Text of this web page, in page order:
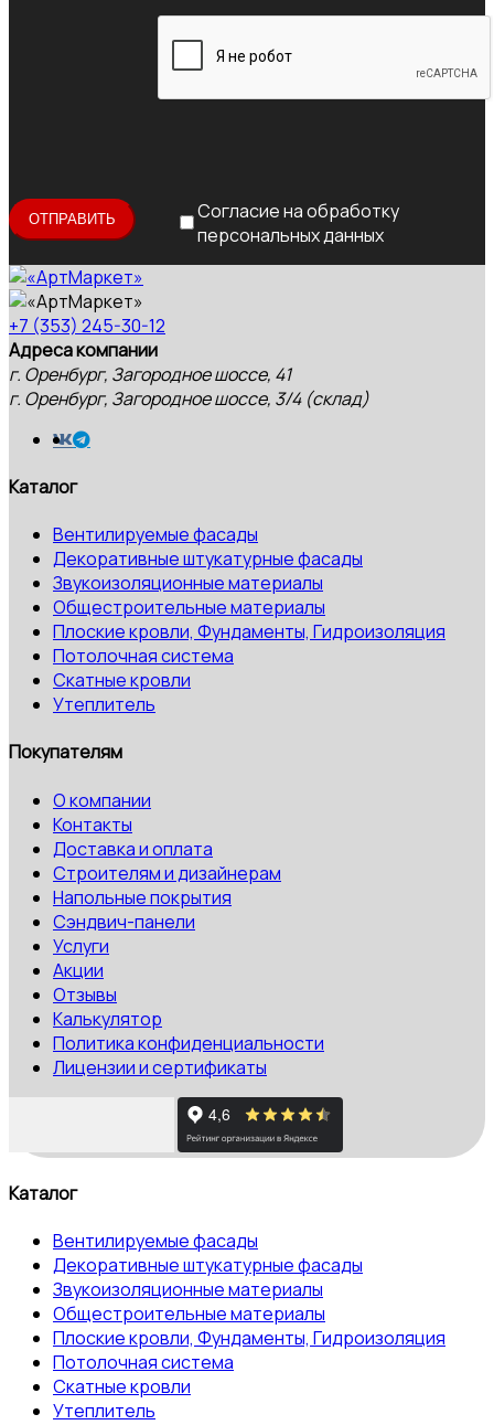
Согласие на обработку
персональных данных
+7 (353) 245-30-12
Адреса компании
г. Оренбург, Загородное шоссе, 41
г. Оренбург, Загородное шоссе, 3/4 (склад)
Каталог
Вентилируемые фасады
Декоративные штукатурные фасады
Звукоизоляционные материалы
Общестроительные материалы
Плоские кровли, Фундаменты, Гидроизоляция
Потолочная система
Скатные кровли
Утеплитель
Покупателям
О компании
Контакты
Доставка и оплата
Строителям и дизайнерам
Напольные покрытия
Сэндвич-панели
Услуги
Акции
Отзывы
Калькулятор
Политика конфиденциальности
Лицензии и сертификаты
Каталог
Вентилируемые фасады
Декоративные штукатурные фасады
Звукоизоляционные материалы
Общестроительные материалы
Плоские кровли, Фундаменты, Гидроизоляция
Потолочная система
Скатные кровли
Утеплитель